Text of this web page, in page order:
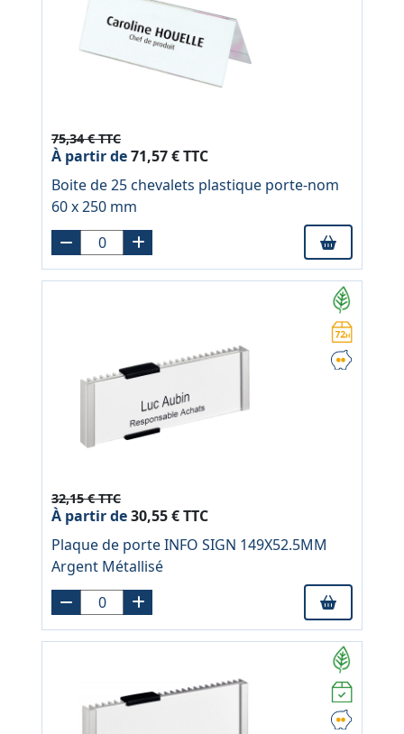
75,34 € TTC
À partir de71,57 € TTC
Boite de 25 chevalets plastique porte-nom
60 x 250 mm
32,15 € TTC
À partir de30,55 € TTC
Plaque de porte INFO SIGN 149X52.5MM
Argent Métallisé